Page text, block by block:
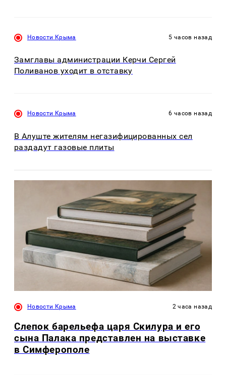
Новости Крыма 5 часов назад
Замглавы администрации Керчи Сергей
Поливанов уходит в отставку
Новости Крыма 6 часов назад
В Алуште жителям негазифицированных сел
раздадут газовые плиты
Новости Крыма 2 часа назад
Слепок барельефа царя Скилура и его
сына Палака представлен на выставке
в Симферополе